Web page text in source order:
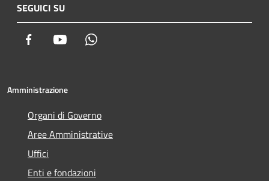
SEGUICI SU
Facebook Youtube
Amministrazione
Organi di Governo
Aree Amministrative
Uffici
Enti e fondazioni